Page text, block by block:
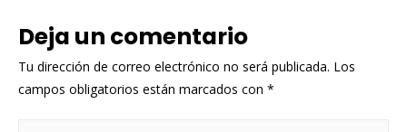
Deja un comentario
Tu dirección de correo electrónico no será publicada. Los
campos obligatorios están marcados con *